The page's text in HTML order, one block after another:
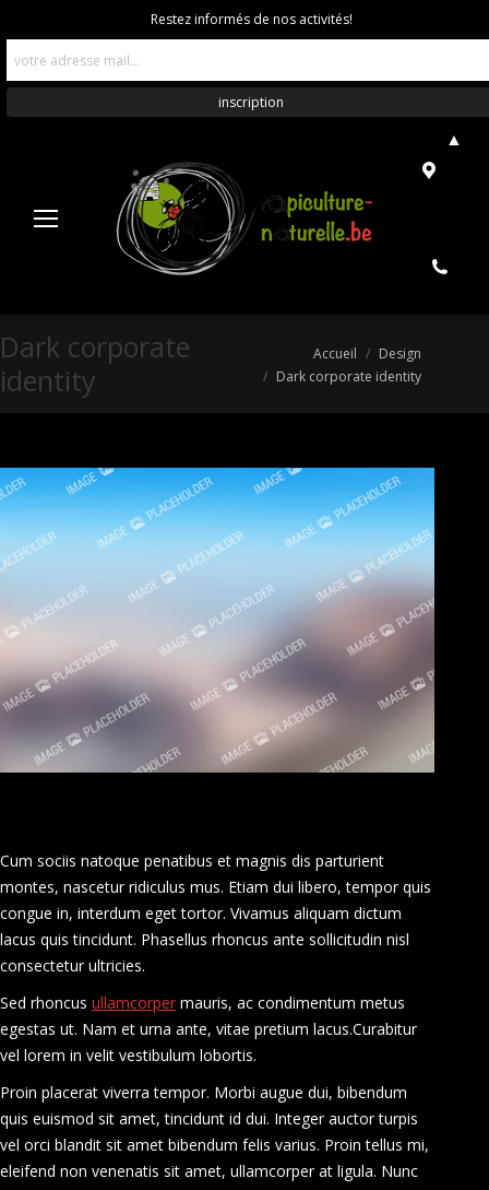
Dark corporate
identity
Accueil
Design
Dark corporate identity
Cum sociis natoque penatibus et magnis dis parturient
montes, nascetur ridiculus mus. Etiam dui libero, tempor quis
congue in, interdum eget tortor. Vivamus aliquam dictum
lacus quis tincidunt. Phasellus rhoncus ante sollicitudin nisl
consectetur ultricies.
Sed rhoncus ullamcorper mauris, ac condimentum metus
egestas ut. Nam et urna ante, vitae pretium lacus.Curabitur
vel lorem in velit vestibulum lobortis.
Proin placerat viverra tempor. Morbi augue dui, bibendum
quis euismod sit amet, tincidunt id dui. Integer auctor turpis
vel orci blandit sit amet bibendum felis varius. Proin tellus mi,
eleifend non venenatis sit amet, ullamcorper at ligula. Nunc
Restez informés de nos activités!
▲